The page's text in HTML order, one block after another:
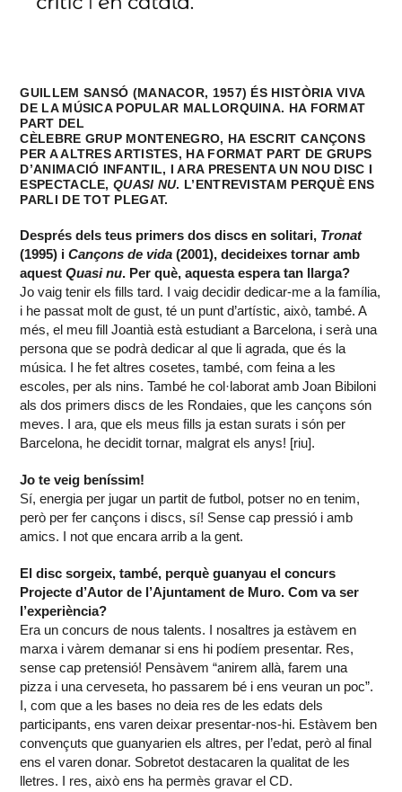
GUILLEM SANSÓ (MANACOR, 1957) ÉS HISTÒRIA VIVA
DE LA MÚSICA POPULAR MALLORQUINA. HA FORMAT
PART DEL
CÈLEBRE GRUP MONTENEGRO, HA ESCRIT CANÇONS
PER A ALTRES ARTISTES, HA FORMAT PART DE GRUPS
D’ANIMACIÓ INFANTIL, I ARA PRESENTA UN NOU DISC I
ESPECTACLE,QUASI NU. L’ENTREVISTAM PERQUÈ ENS
PARLI DE TOT PLEGAT.
Després dels teus primers dos discs en solitari, Tronat
(1995) iCançons de vida (2001), decideixes tornar amb
aquestQuasi nu. Per què, aquesta espera tan llarga?
Jo vaig tenir els fills tard. I vaig decidir dedicar-me a la família,
i he passat molt de gust, té un punt d’artístic, això, també. A
més, el meu fill Joantià està estudiant a Barcelona, i serà una
persona que se podrà dedicar al que li agrada, que és la
música. I he fet altres cosetes, també, com feina a les
escoles, per als nins. També he col·laborat amb Joan Bibiloni
als dos primers discs de les Rondaies, que les cançons són
meves. I ara, que els meus fills ja estan surats i són per
Barcelona, he decidit tornar, malgrat els anys! [riu].
Jo te veig beníssim!
Sí, energia per jugar un partit de futbol, potser no en tenim,
però per fer cançons i discs, sí! Sense cap pressió i amb
amics. I not que encara arrib a la gent.
El disc sorgeix, també, perquè guanyau el concurs
Projecte d’Autor de l’Ajuntament de Muro. Com va ser
l’experiència?
Era un concurs de nous talents. I nosaltres ja estàvem en
marxa i vàrem demanar si ens hi podíem presentar. Res,
sense cap pretensió! Pensàvem “anirem allà, farem una
pizza i una cerveseta, ho passarem bé i ens veuran un poc”.
I, com que a les bases no deia res de les edats dels
participants, ens varen deixar presentar-nos-hi. Estàvem ben
convençuts que guanyarien els altres, per l’edat, però al final
ens el varen donar. Sobretot destacaren la qualitat de les
lletres. I res, això ens ha permès gravar el CD.